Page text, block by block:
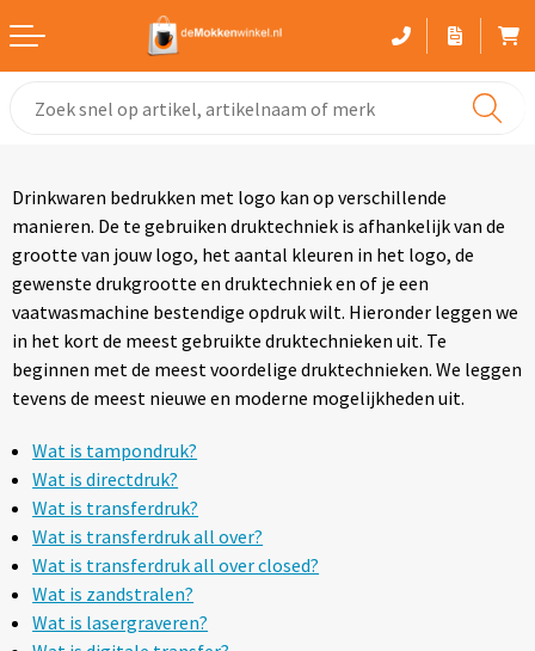
Gekleurde mokken
Glaswerk
Drinkflessen
Thermosbekers
Sportflessen
Kunststof mokken
Thermosflessen
Lunchboxen
Drinkwaren bedrukken met logo kan op verschillende
manieren. De te gebruiken druktechniek is afhankelijk van de
grootte van jouw logo, het aantal kleuren in het logo, de
gewenste drukgrootte en druktechniek en of je een
vaatwasmachine bestendige opdruk wilt. Hieronder leggen we
in het kort de meest gebruikte druktechnieken uit. Te
beginnen met de meest voordelige druktechnieken. We leggen
tevens de meest nieuwe en moderne mogelijkheden uit.
Wat is tampondruk?
Wat is directdruk?
Wat is transferdruk?
Wat is transferdruk all over?
Wat is transferdruk all over closed?
Wat is zandstralen?
Wat is lasergraveren?